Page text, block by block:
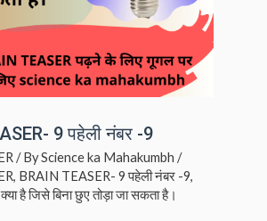
9 पहेली नंबर -9
/ ByScience ka Mahakumbh /
, BRAIN TEASER- 9 पहेली नंबर -9,
क्या है जिसे बिना छुए तोड़ा जा सकता है।